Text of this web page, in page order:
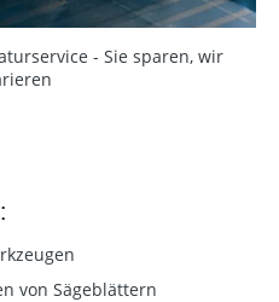
- Sie sparen, wir
von Sägeblättern